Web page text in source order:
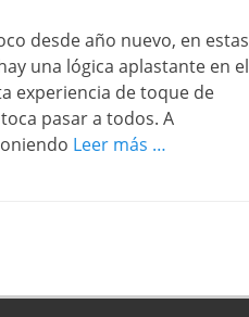
desde año nuevo, en estas
una lógica aplastante en el
experiencia de toque de
pasar a todos. A
Leer más …